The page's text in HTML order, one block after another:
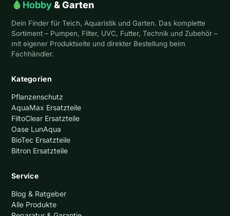
Hobby& Garten
Dein Finder für Teich, Aquaristik und Garten. Das komplette
Sortiment – Pumpen, Filter, UVC, Futter, Technik und Zubehör –
mit eigener Produktseite und direkter Bestellung beim
Fachhändler.
Kategorien
Pflanzenschutz
AquaMax Ersatzteile
FiltoClear Ersatzteile
Oase LunAqua
BioTec Ersatzteile
Bitron Ersatzteile
Service
Blog & Ratgeber
Alle Produkte